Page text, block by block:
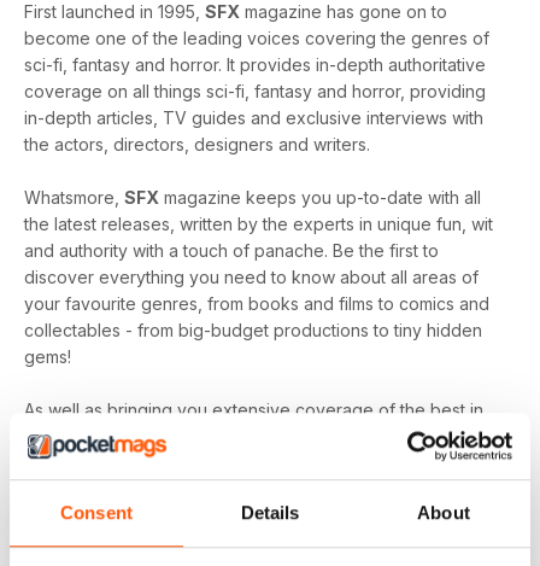
Consent Details About
First launched in 1995, SFX magazine has gone on to
become one of the leading voices covering the genres of
sci-fi, fantasy and horror. It provides in-depth authoritative
coverage on all things sci-fi, fantasy and horror, providing
in-depth articles, TV guides and exclusive interviews with
the actors, directors, designers and writers.
Whatsmore, SFX magazine keeps you up-to-date with all
the latest releases, written by the experts in unique fun, wit
and authority with a touch of panache. Be the first to
discover everything you need to know about all areas of
your favourite genres, from books and films to comics and
collectables - from big-budget productions to tiny hidden
gems!
As well as bringing you extensive coverage of the best in
sci-fi,SFXmagazine also offers exclusive reviews of the
worst releases, to ensure you don’t waste your time and
disappointed.